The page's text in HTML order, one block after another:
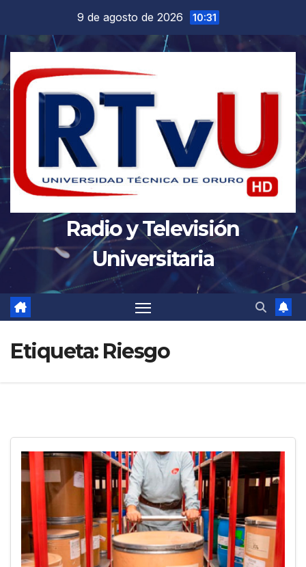
contenido
9 de agosto de 2026 10:31
Radio y Televisión
Universitaria
Etiqueta: Riesgo